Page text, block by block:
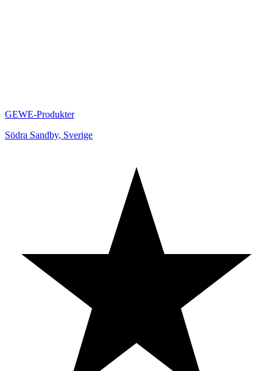
GEWE-Produkter
Södra Sandby, Sverige